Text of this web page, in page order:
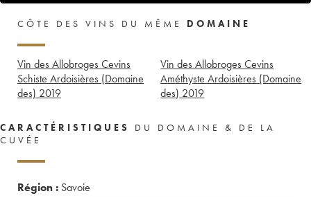
CÔTE DES VINS DU MÊME DOMAINE
Vin des Allobroges Cevins
Schiste Ardoisières (Domaine
des) 2019
Vin des Allobroges Cevins
Améthyste Ardoisières (Domaine
des) 2019
CARACTÉRISTIQUES
DU DOMAINE & DE LA
CUVÉE
Région : Savoie